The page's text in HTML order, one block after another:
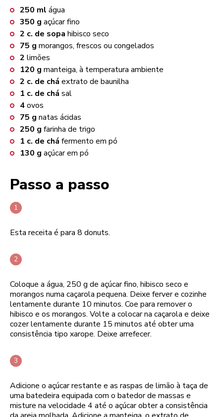
250 ml água
350 g açúcar fino
2 c. de sopa hibisco seco
75 g morangos, frescos ou congelados
2 limões
120 g manteiga, à temperatura ambiente
2 c. de chá extrato de baunilha
1 c. de chá sal
4ovos
75 g natas ácidas
250 g farinha de trigo
1 c. de chá fermento em pó
130 g açúcar em pó
Passo a passo
Esta receita é para 8 donuts.
Coloque a água, 250 g de açúcar fino, hibisco seco e
morangos numa caçarola pequena. Deixe ferver e cozinhe
lentamente durante 10 minutos. Coe para remover o
hibisco e os morangos. Volte a colocar na caçarola e deixe
cozer lentamente durante 15 minutos até obter uma
consistência tipo xarope. Deixe arrefecer.
Adicione o açúcar restante e as raspas de limão à taça de
uma batedeira equipada com o batedor de massas e
misture na velocidade 4 até o açúcar obter a consistência